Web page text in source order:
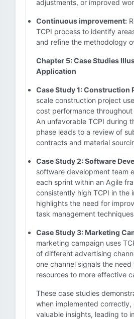
adjustments, or improved
Continuous improvement:
TCPI process to identify
and refine the methodology
Chapter 5: Case Studies
Application
Case Study 1: Construction
scale construction project
cost performance
An unfavorable TCPI during
phase leads to a review of
contracts and material
Case Study 2: Software
software development team
each sprint within an Agile
consistently high TCPI in the
highlights the need for
task management
Case Study 3: Marketing
marketing campaign uses
of different advertising
one channel signals the
resources to more effective
These case studies
when implemented correctly,
valuable insights, leading to